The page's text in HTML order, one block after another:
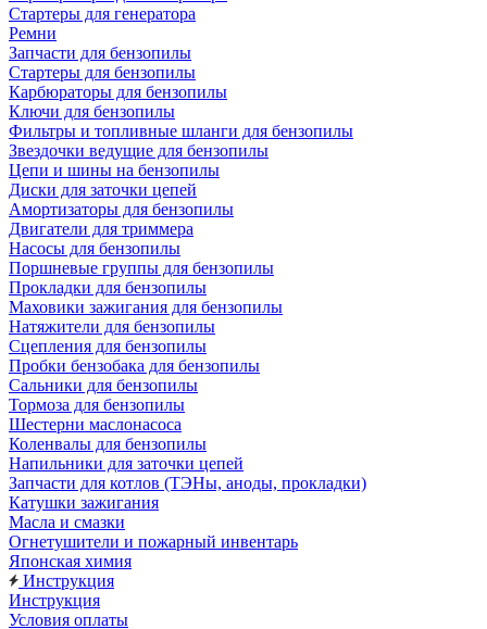
Стартеры для генератора
Ремни
Запчасти для бензопилы
Стартеры для бензопилы
Карбюраторы для бензопилы
Ключи для бензопилы
Фильтры и топливные шланги для бензопилы
Звездочки ведущие для бензопилы
Цепи и шины на бензопилы
Диски для заточки цепей
Амортизаторы для бензопилы
Двигатели для триммера
Насосы для бензопилы
Поршневые группы для бензопилы
Прокладки для бензопилы
Маховики зажигания для бензопилы
Натяжители для бензопилы
Сцепления для бензопилы
Пробки бензобака для бензопилы
Сальники для бензопилы
Тормоза для бензопилы
Шестерни маслонасоса
Коленвалы для бензопилы
Напильники для заточки цепей
Запчасти для котлов (ТЭНы, аноды, прокладки)
Катушки зажигания
Масла и смазки
Огнетушители и пожарный инвентарь
Японская химия
Инструкция
Инструкция
Условия оплаты